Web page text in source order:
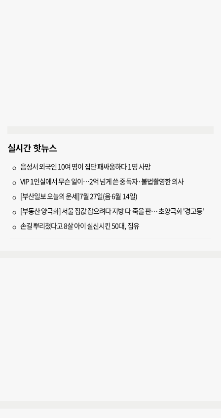
실시간 핫뉴스
음성서 외국인 10여 명이 집단 패싸움하다 1명 사망
VIP 1인실에서 무슨 일이…2억 넘게 쓴 중독자·불법촬영한 의사
[부산일보 오늘의 운세]7월 27일(음 6월 14일)
[부동산 양극화] 서울 집값 잡으려다 지방 다 죽을 판… 초양극화 '경고등'
손길 뿌리쳤다고 8살 아이 실신시킨 50대, 집유